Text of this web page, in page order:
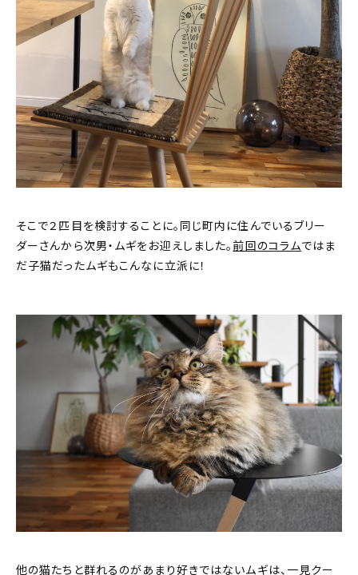
そこで２匹目を検討することに。同じ町内に住んでいるブリー
ダーさんから次男・ムギをお迎えしました。 前回のコラムではま
だ子猫だったムギもこんなに立派に！
他の猫たちと群れるのがあまり好きではないムギは、一見クー